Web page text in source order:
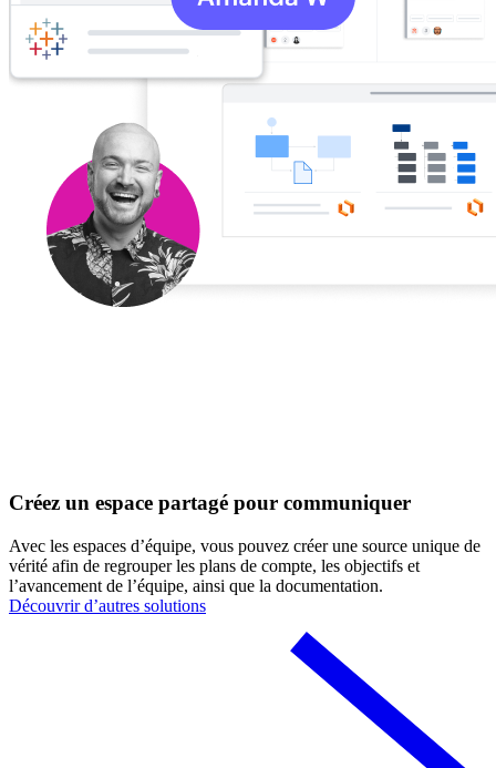
Créez un espace partagé pour communiquer
Avec les espaces d’équipe, vous pouvez créer une source unique de
vérité afin de regrouper les plans de compte, les objectifs et
l’avancement de l’équipe, ainsi que la documentation.
Découvrir d’autres solutions